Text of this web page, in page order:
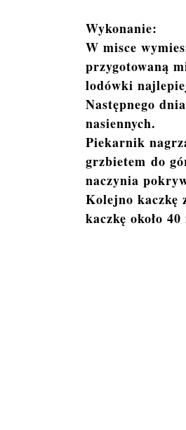
Wykonanie:
W misce
przygotowaną
lodówki
Następnego
nasiennych.
Piekarnik
grzbietem do
naczynia
Kolejno kaczkę
kaczkę około